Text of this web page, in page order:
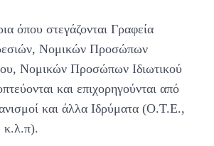
όπου στεγάζονται Γραφεία
Νομικών Προσώπων
Νομικών Προσώπων Ιδιωτικού
και επιχορηγούνται από
και άλλα Ιδρύματα (Ο.Τ.Ε.,